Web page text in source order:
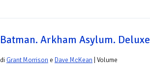
Batman. Arkham Asylum. Deluxe
di Grant Morrison e Dave McKean | Volume